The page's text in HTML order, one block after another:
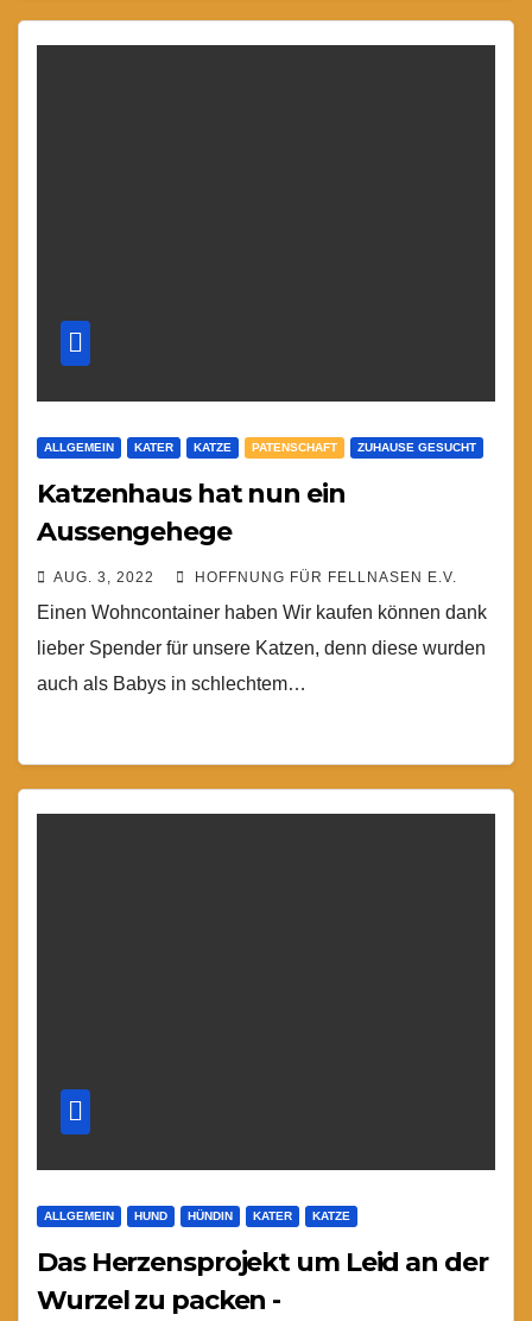
ALLGEMEIN KATER KATZE PATENSCHAFT ZUHAUSE GESUCHT
Katzenhaus hat nun ein
Aussengehege
AUG. 3, 2022 HOFFNUNG FÜR FELLNASEN E.V.
Einen Wohncontainer haben Wir kaufen können dank
lieber Spender für unsere Katzen, denn diese wurden
auch als Babys in schlechtem…
ALLGEMEIN HUND HÜNDIN KATER KATZE
Das Herzensprojekt um Leid an der
Wurzel zu packen -